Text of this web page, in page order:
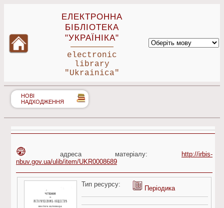
ЕЛЕКТРОННА
БІБЛІОТЕКА
"УКРАЇНІКА"
electronic
library
"Ukrainica"
НОВІ
НАДХОДЖЕННЯ
адреса матеріалу:
http://irbis-
nbuv.gov.ua/ulib/item/UKR0008689
Тип ресурсу:
Періодика